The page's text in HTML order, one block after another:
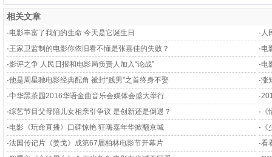
相关文章
·电影丰富了我们的生命 今天是它诞生日 · 人
·王家卫监制的电影你依旧看不懂是张嘉佳的失败？ ·电
·影评之争 人民日报和电影局负责人加入“论战” ·电
·他是周星驰电影经典配角 被封“贱男”之首终身不娶 ·涨
·中华黑茶园2016华语金曲音乐会媒体会盛大举行 ·
·综艺节目父母陪儿女相亲引争议 是创新还是倒退？ ·
·电影《玩命直播》口碑惊艳 狂嗨嘉年华掀翻京城 ·
·法国传记片《姜戈》成第67届柏林电影节开幕片 ·看